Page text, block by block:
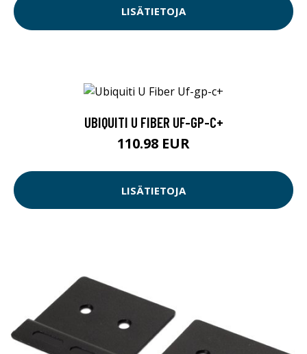
LISÄTIETOJA
UBIQUITI U FIBER UF-GP-C+
110.98 EUR
LISÄTIETOJA